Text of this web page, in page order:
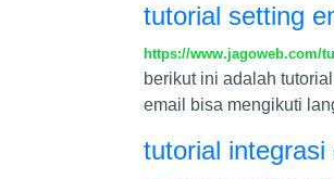
tutorial setting
https://www.jagoweb.com/
berikut ini adalah
email bisa mengikuti
tutorial